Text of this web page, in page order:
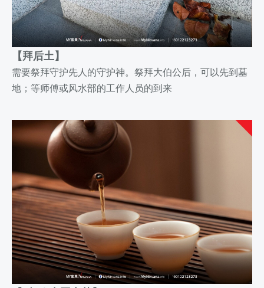
【拜后土】
需要祭拜守护先人的守护神。 祭拜大伯公后，可以先到墓
地；等师傅或风水部的工作人员的到来